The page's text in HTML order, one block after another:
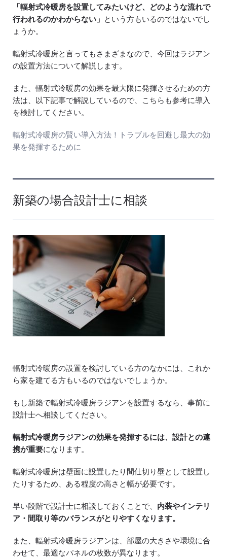
「輻射式冷暖房を設置してみたいけど、どのような流れで
行われるのかわからない」 という方もいるのではないでし
ょうか。
輻射式冷暖房と言ってもさまざまなので、今回はラジアン
の設置方法について解説します。
また、輻射式冷暖房の効果を最大限に発揮させるための方
法は、以下記事で解説しているので、こちらも参考に導入
を検討してください。
輻射式冷暖房の賢い導入方法！トラブルを回避し最大の効
果を発揮するために
新築の場合設計士に相談
輻射式冷暖房の設置を検討している方のなかには、これか
ら家を建てる方もいるのではないでしょうか。
もし新築で輻射式冷暖房ラジアンを設置するなら、事前に
設計士へ相談してください。
輻射式冷暖房ラジアンの効果を発揮するには、設計との連
携が重要になります。
輻射式冷暖房は壁面に設置したり間仕切り壁として設置し
たりするため、ある程度の高さと幅が必要です。
早い段階で設計士に相談しておくことで、 内装やインテリ
ア・間取り等のバランスがとりやすくなります。
また、輻射式冷暖房ラジアンは、部屋の大きさや環境に合
わせて、最適なパネルの枚数が異なります。